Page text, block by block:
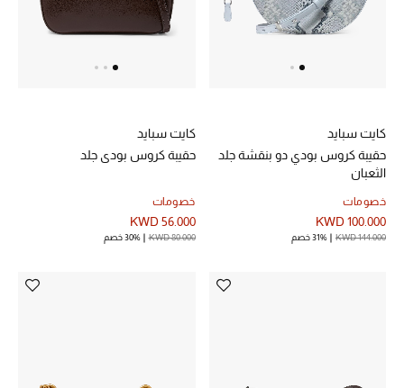
كايت سبايد
حقيبة كروس بودي دو بنقشة جلد
الثعبان
خصومات
KWD 100.000
KWD 144.000 31% خصم
كايت سبايد
حقيبة كروس بودي جلد
خصومات
KWD 56.000
KWD 80.000 30% خصم